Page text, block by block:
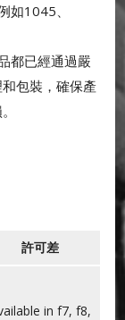
如1045、
都已經通過嚴
包裝，確保產
許可差
in f7, f8,